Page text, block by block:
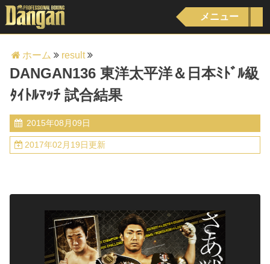
メニュー
ホーム result
DANGAN136 東洋太平洋＆日本ﾐﾄﾞﾙ級
ﾀｲﾄﾙﾏｯﾁ 試合結果
2015年08月09日
2017年02月19日更新